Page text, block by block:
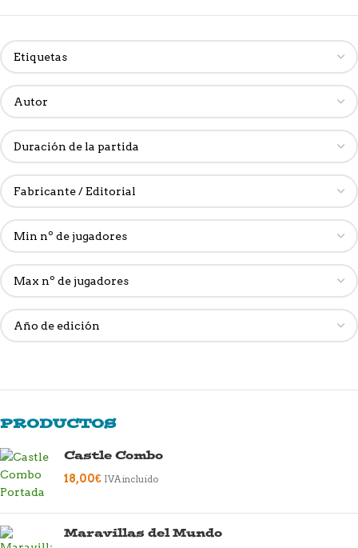
PRODUCTOS
Castle Combo
18,00€ IVA incluido
Maravillas del Mundo